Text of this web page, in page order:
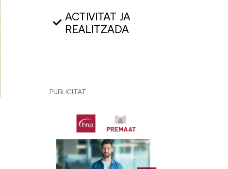
ACTIVITAT JA
REALITZADA
PUBLICITAT